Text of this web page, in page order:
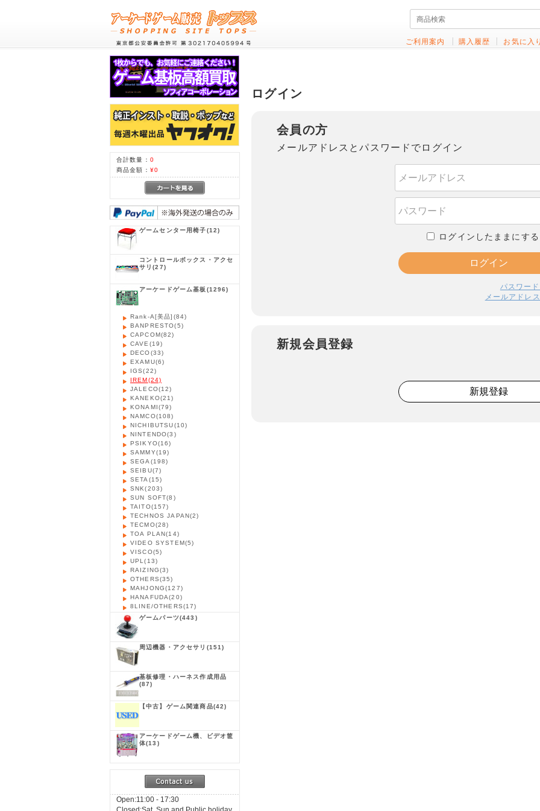
ご利用案内 購入履歴 お気に入り
合計数量： 0
商品金額： ¥0
ゲームセンター用椅子(12)
コントロールボックス・アクセ
サリ(27)
アーケードゲーム基板 (1296)
Rank-A[美品] (84)
BANPRESTO(5)
CAPCOM(82)
CAVE (19)
DECO(33)
EXAMU(6)
IGS(22)
IREM(24)
JALECO(12)
KANEKO(21)
KONAMI(79)
NAMCO(108)
NICHIBUTSU(10)
NINTENDO(3)
PSIKYO(16)
SAMMY(19)
SEGA (198)
SEIBU(7)
SETA (15)
SNK(203)
SUN SOFT(8)
TAITO(157)
TECHNOS JAPAN(2)
TECMO(28)
TOA PLAN(14)
VIDEO SYSTEM(5)
VISCO(5)
UPL(13)
RAIZING(3)
OTHERS(35)
MAHJONG(127)
HANAFUDA(20)
8LINE/OTHERS(17)
ゲームパーツ(443)
周辺機器・アクセサリ (151)
基板修理・ハーネス作成用品
(87)
【中古】ゲーム関連商品(42)
アーケードゲーム機、ビデオ筐
体(13)
Open:11:00 - 17:30
ログイン
会員の方
メールアドレスとパスワードでログイン
ログインしたままにする
ログイン
パスワー
メールアドレ
新規会員登録
新規登録